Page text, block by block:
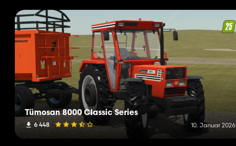
Tümosan 8000 Classic Series
6 448 10. Januar 2026